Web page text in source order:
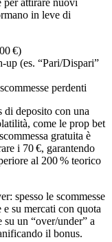
in leve di
€)
(es. “Pari/Dispari”
perdenti
di deposito con una
come le prop bet
gratuita è
i 70 €, garantendo
al 200 % teorico
spesso le scommesse
su mercati con quota
un “over/under” a
il bonus.